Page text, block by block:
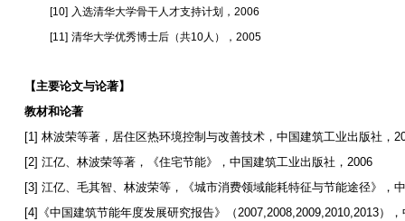
[10] 入选清华大学骨干人才支持计划， 2006
[11] 清华大学优秀博士后（共10人）， 2005
【主要论文与论著】
教材和论著
[1] 林波荣等著，居住区热环境控制与改善技术，中国建筑工业出版社，
[2] 江亿、林波荣等著，《住宅节能》，中国建筑工业出版社， 2006
[3] 江亿、毛其智、林波荣等，《城市消费领域能耗特征与节能途径》，
[4] 《中国建筑节能年度发展研究报告》（2007,2008,2009,2010,2013）